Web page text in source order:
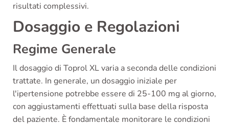
risultati complessivi.
Dosaggio e Regolazioni
Regime Generale
Il dosaggio di Toprol XL varia a seconda delle condizioni
trattate. In generale, un dosaggio iniziale per
l'ipertensione potrebbe essere di 25-100 mg al giorno,
con aggiustamenti effettuati sulla base della risposta
del paziente. È fondamentale monitorare le condizioni